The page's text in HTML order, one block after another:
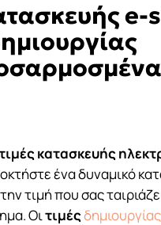
e-
κατασκευής
ένα δυναμικό
τιμή που σας
Οιτιμές